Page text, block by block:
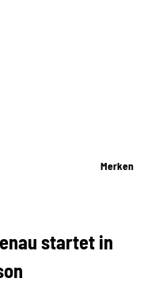
Merken
startet in